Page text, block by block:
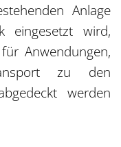
Anlage
eingesetzt wird,
Anwendungen,
zu den
werden